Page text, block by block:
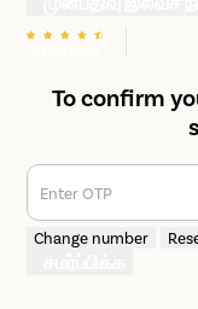
To confirm
Enter OTP
Change number